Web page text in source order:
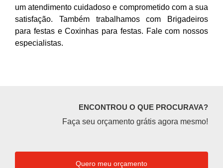
um atendimento cuidadoso e comprometido com a sua
satisfação. Também trabalhamos com Brigadeiros
para festas e Coxinhas para festas. Fale com nossos
especialistas.
ENCONTROU O QUE PROCURAVA?
Faça seu orçamento grátis agora mesmo!
Quero meu orçamento